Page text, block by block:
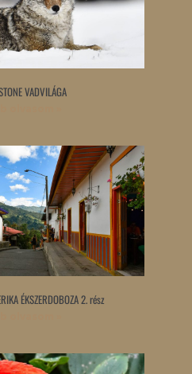
VADVILÁGA
ÉKSZERDOBOZA 2. rész